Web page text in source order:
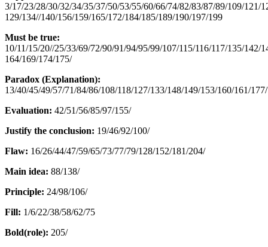
3/17/23/28/30/32/34/35/37/50/53/55/60/66/74/82/83/87/89/109/121/
129/134//140/156/159/165/172/184/185/189/190/197/199
Must be true:
10/11/15/20//25/33/69/72/90/91/94/95/99/107/115/116/117/135/142/
164/169/174/175/
Paradox (Explanation):
13/40/45/49/57/71/84/86/108/118/127/133/148/149/153/160/161/177/
Evaluation: 42/51/56/85/97/155/
Justify the conclusion: 19/46/92/100/
Flaw: 16/26/44/47/59/65/73/77/79/128/152/181/204/
Main idea: 88/138/
Principle: 24/98/106/
Fill: 1/6/22/38/58/62/75
Bold(role): 205/